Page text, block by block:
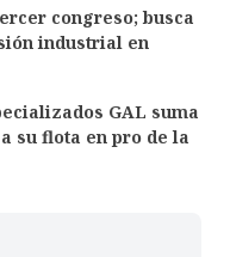
congreso; busca
industrial en
GAL suma
su flota en pro de la